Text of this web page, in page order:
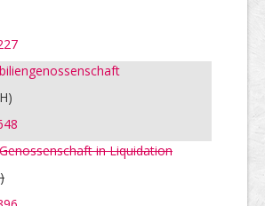
in Liquidation